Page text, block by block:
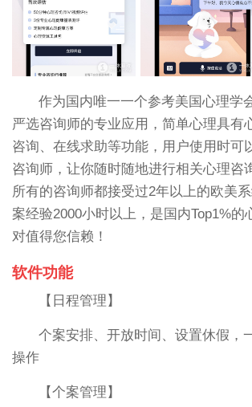
作为国内唯一一个参考美国心理学
严选咨询师的专业应用，简单心理具有
咨询、在线求助等功能，用户使用时可
咨询师，让你随时随地进行相关心理咨
所有的咨询师都接受过2年以上的欧美
案经验2000小时以上，是国内Top1%的
对值得您信赖！
软件功能
【日程管理】
个案安排、开放时间、设置休假，
操作
【个案管理】